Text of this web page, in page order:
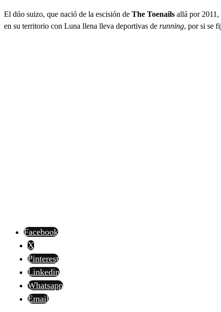
El dúo suizo, que nació de la escisión de The Toenails allá por 2011,
en su territorio con Luna llena lleva deportivas de running, por si se
Facebook
X
Pinterest
Linkedin
Whatsapp
Email